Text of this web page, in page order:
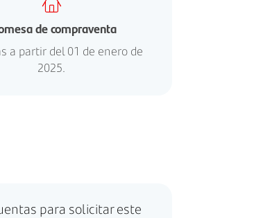
de compraventa
a partir del 01 de enero de
2025.
para solicitar este